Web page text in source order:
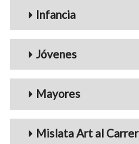
Infancia
Jóvenes
Mayores
Mislata Art al Carrer